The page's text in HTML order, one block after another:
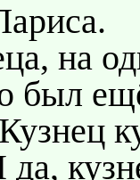
на
был